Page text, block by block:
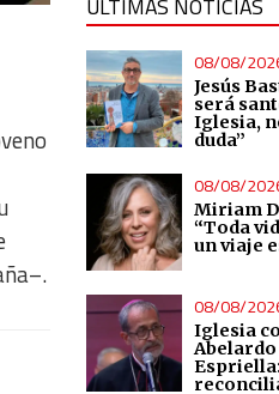
ÚLTIMAS NOTICIAS
08/08/
Jesús
será
Iglesia,
duda”
08/08/
Miriam
“Toda
un viaje
08/08/
Iglesia
Abelardo